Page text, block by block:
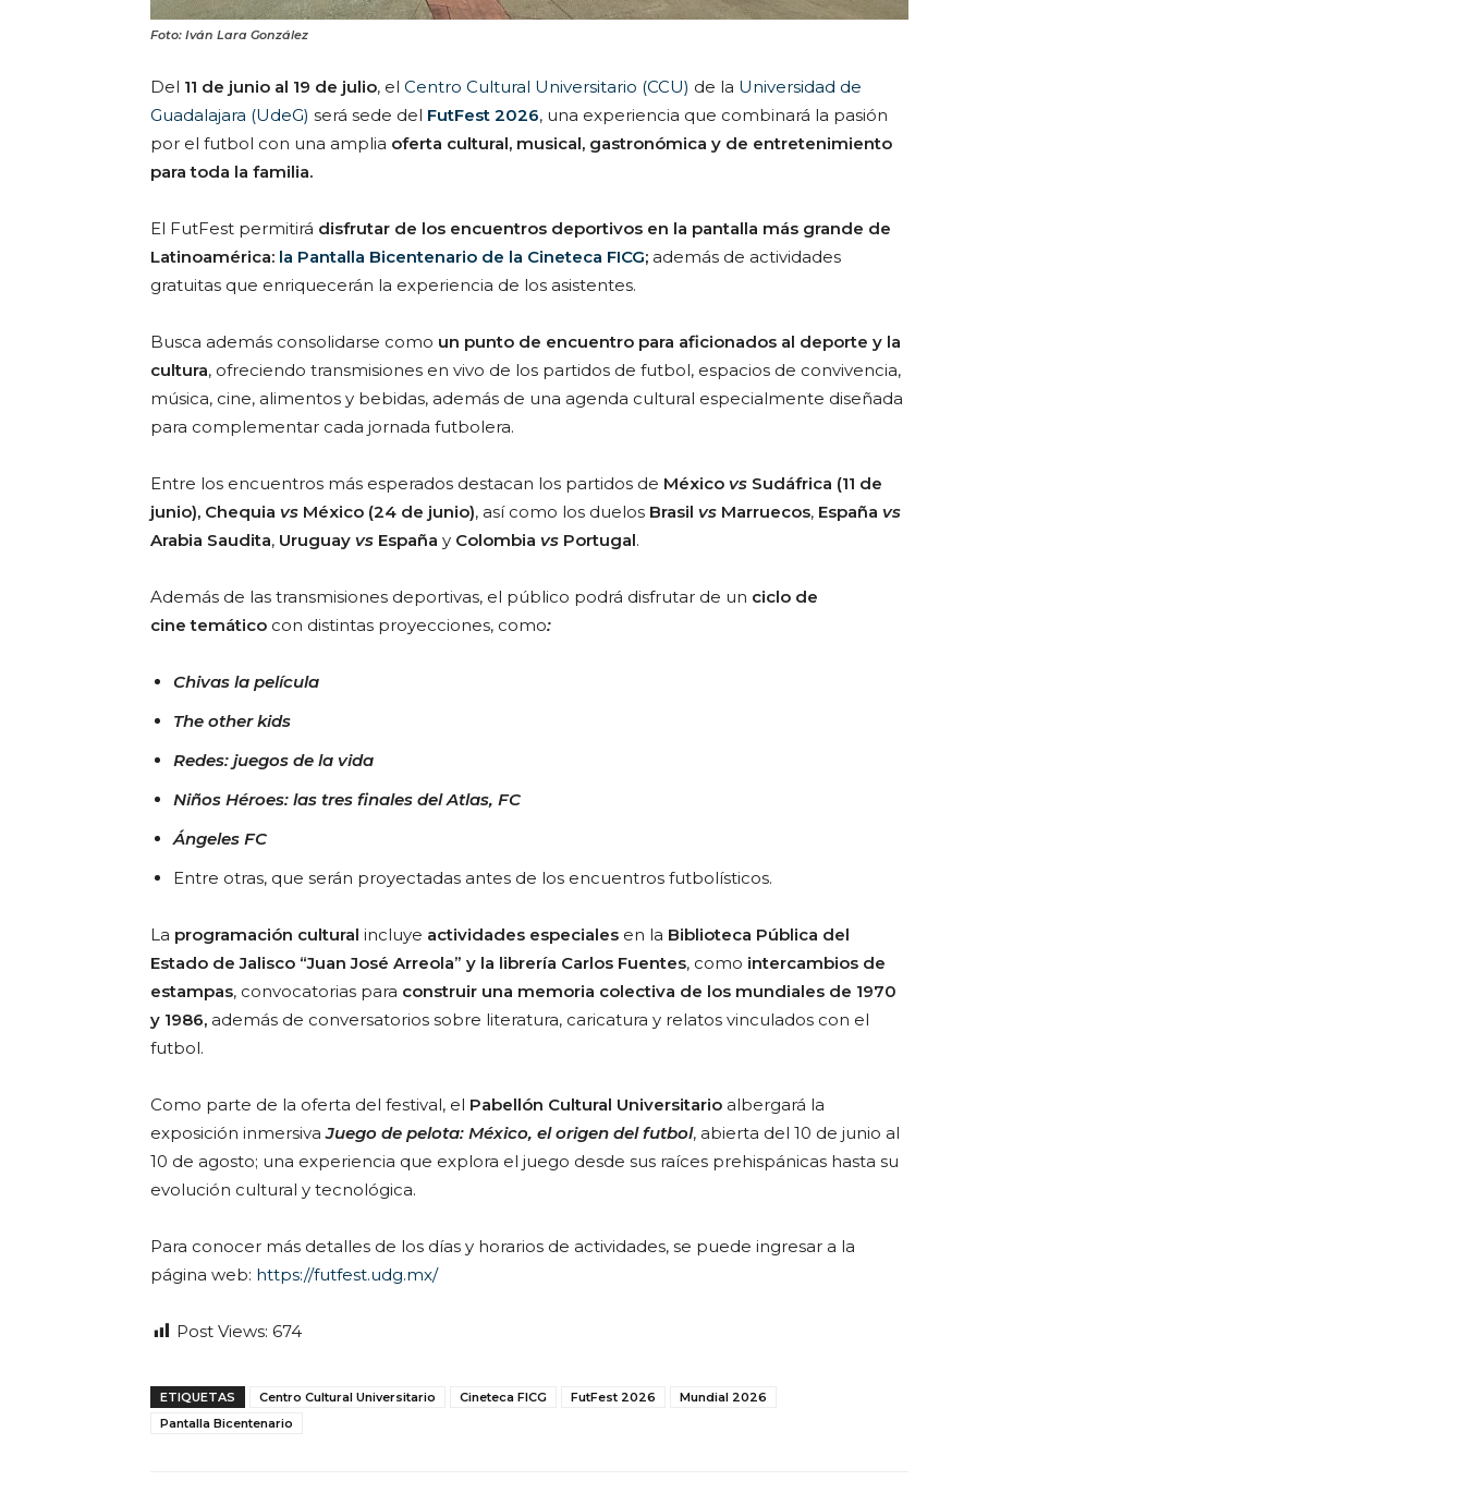
Foto: Iván Lara González
Del 11 de junio al 19 de julio, el Centro Cultural Universitario (CCU) de la Universidad de
Guadalajara (UdeG) será sede del FutFest 2026, una experiencia que combinará la pasión
por el futbol con una amplia oferta cultural, musical, gastronómica y de entretenimiento
para toda la familia.
El FutFest permitirá disfrutar de los encuentros deportivos en la pantalla más grande de
Latinoamérica: la Pantalla Bicentenario de la Cineteca FICG; además de actividades
gratuitas que enriquecerán la experiencia de los asistentes.
Busca además consolidarse como un punto de encuentro para aficionados al deporte y la
cultura, ofreciendo transmisiones en vivo de los partidos de futbol, espacios de convivencia,
música, cine, alimentos y bebidas, además de una agenda cultural especialmente diseñada
para complementar cada jornada futbolera.
Entre los encuentros más esperados destacan los partidos de México vs Sudáfrica (11 de
junio), Chequia vs México (24 de junio), así como los duelos Brasil vs Marruecos, España vs
Arabia Saudita, Uruguay vs España y Colombia vs Portugal.
Además de las transmisiones deportivas, el público podrá disfrutar de un ciclo de
cine temático con distintas proyecciones, como:
Chivas la película
The other kids
Redes: juegos de la vida
Niños Héroes: las tres finales del Atlas, FC
Ángeles FC
Entre otras, que serán proyectadas antes de los encuentros futbolísticos.
La programación cultural incluye actividades especiales en la Biblioteca Pública del
Estado de Jalisco “Juan José Arreola” y la librería Carlos Fuentes, como intercambios de
estampas, convocatorias para construir una memoria colectiva de los mundiales de 1970
y 1986, además de conversatorios sobre literatura, caricatura y relatos vinculados con el
futbol.
Como parte de la oferta del festival, el Pabellón Cultural Universitario albergará la
exposición inmersivaJuego de pelota: México, el origen del futbol, abierta del 10 de junio al
10 de agosto; una experiencia que explora el juego desde sus raíces prehispánicas hasta su
evolución cultural y tecnológica.
Para conocer más detalles de los días y horarios de actividades, se puede ingresar a la
página web: https://futfest.udg.mx/
Post Views: 674
ETIQUETAS Centro Cultural Universitario Cineteca FICG FutFest 2026
Mundial 2026
Pantalla Bicentenario